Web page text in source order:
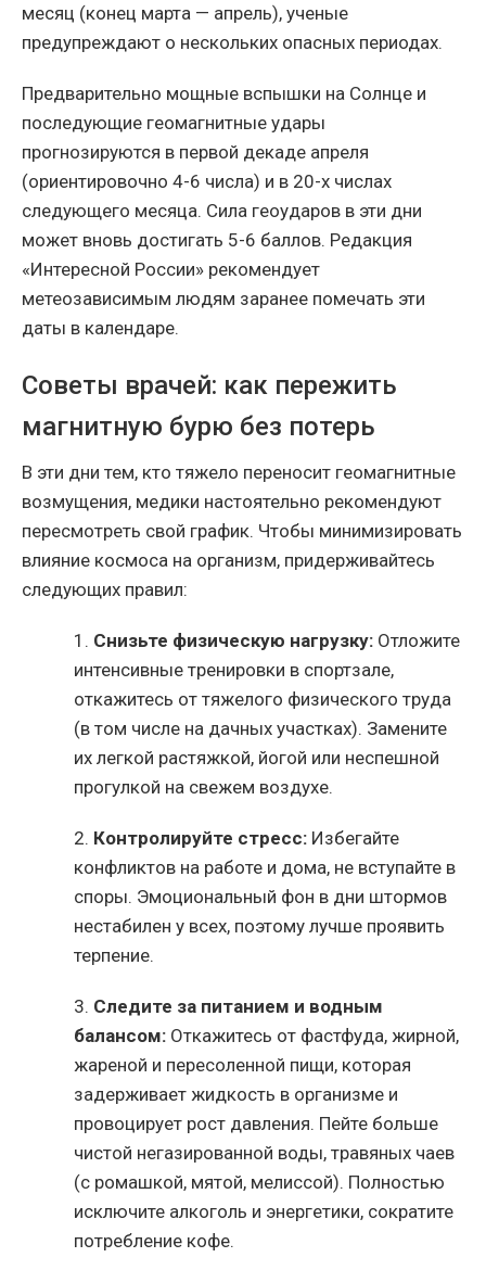
месяц (конец марта — апрель), ученые
предупреждают о нескольких опасных периодах.
Предварительно мощные вспышки на Солнце и
последующие геомагнитные удары
прогнозируются в первой декаде апреля
(ориентировочно 4-6 числа) и в 20-х числах
следующего месяца. Сила геоударов в эти дни
может вновь достигать 5-6 баллов. Редакция
«Интересной России» рекомендует
метеозависимым людям заранее помечать эти
даты в календаре.
Советы врачей: как пережить
магнитную бурю без потерь
В эти дни тем, кто тяжело переносит геомагнитные
возмущения, медики настоятельно рекомендуют
пересмотреть свой график. Чтобы минимизировать
влияние космоса на организм, придерживайтесь
следующих правил:
1. Снизьте физическую нагрузку: Отложите
интенсивные тренировки в спортзале,
откажитесь от тяжелого физического труда
(в том числе на дачных участках). Замените
их легкой растяжкой, йогой или неспешной
прогулкой на свежем воздухе.
2. Контролируйте стресс: Избегайте
конфликтов на работе и дома, не вступайте в
споры. Эмоциональный фон в дни штормов
нестабилен у всех, поэтому лучше проявить
терпение.
3. Следите за питанием и водным
балансом: Откажитесь от фастфуда, жирной,
жареной и пересоленной пищи, которая
задерживает жидкость в организме и
провоцирует рост давления. Пейте больше
чистой негазированной воды, травяных чаев
(с ромашкой, мятой, мелиссой). Полностью
исключите алкоголь и энергетики, сократите
потребление кофе.